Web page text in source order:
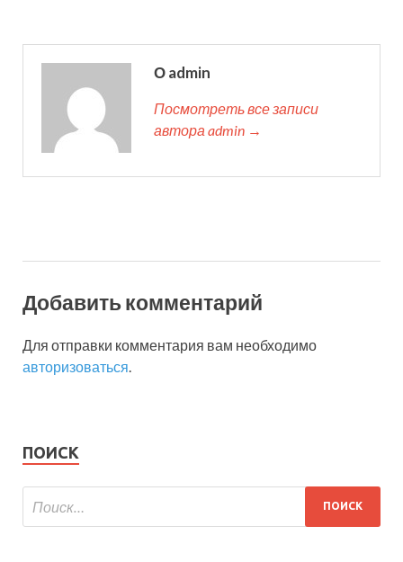
О admin
Посмотреть все записи
автора admin →
Добавить комментарий
Для отправки комментария вам необходимо
авторизоваться
ПОИСК